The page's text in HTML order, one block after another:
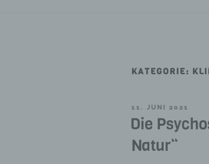
KATEGORIE:
VERÖFFENTLICHT
AM
11. JUNI 2021
Die
Natur“